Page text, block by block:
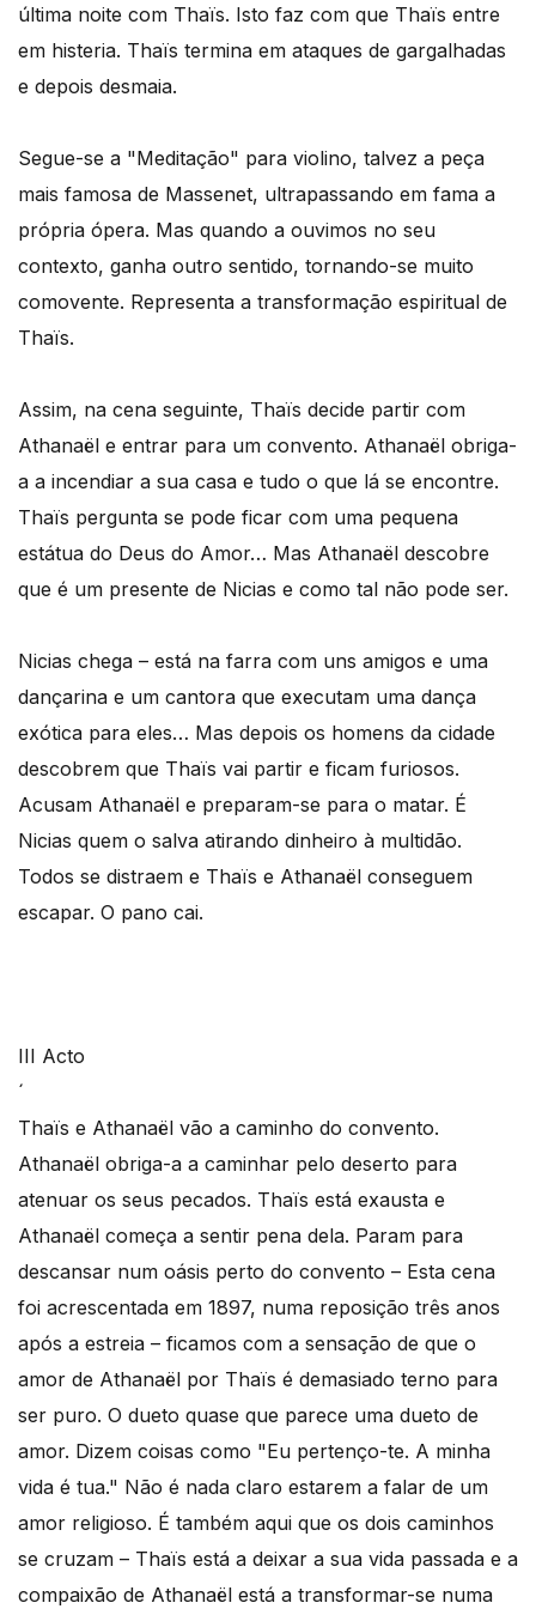
última noite com Thaïs. Isto faz com que Thaïs entre
em histeria. Thaïs termina em ataques de gargalhadas
e depois desmaia.
Segue-se a "Meditação" para violino, talvez a peça
mais famosa de Massenet, ultrapassando em fama a
própria ópera. Mas quando a ouvimos no seu
contexto, ganha outro sentido, tornando-se muito
comovente. Representa a transformação espiritual de
Thaïs.
Assim, na cena seguinte, Thaïs decide partir com
Athanaël e entrar para um convento. Athanaël obriga-
a a incendiar a sua casa e tudo o que lá se encontre.
Thaïs pergunta se pode ficar com uma pequena
estátua do Deus do Amor… Mas Athanaël descobre
que é um presente de Nicias e como tal não pode ser.
Nicias chega – está na farra com uns amigos e uma
dançarina e um cantora que executam uma dança
exótica para eles… Mas depois os homens da cidade
descobrem que Thaïs vai partir e ficam furiosos.
Acusam Athanaël e preparam-se para o matar. É
Nicias quem o salva atirando dinheiro à multidão.
Todos se distraem e Thaïs e Athanaël conseguem
escapar. O pano cai.
III Acto
´
Thaïs e Athanaël vão a caminho do convento.
Athanaël obriga-a a caminhar pelo deserto para
atenuar os seus pecados. Thaïs está exausta e
Athanaël começa a sentir pena dela. Param para
descansar num oásis perto do convento – Esta cena
foi acrescentada em 1897, numa reposição três anos
após a estreia – ficamos com a sensação de que o
amor de Athanaël por Thaïs é demasiado terno para
ser puro. O dueto quase que parece uma dueto de
amor. Dizem coisas como "Eu pertenço-te. A minha
vida é tua." Não é nada claro estarem a falar de um
amor religioso. É também aqui que os dois caminhos
se cruzam – Thaïs está a deixar a sua vida passada e a
compaixão de Athanaël está a transformar-se numa